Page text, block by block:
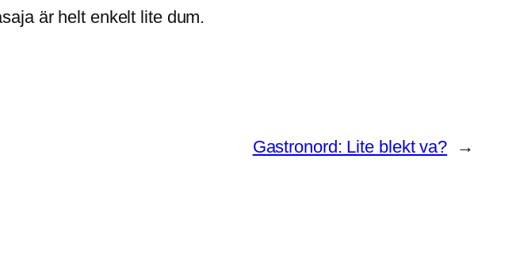
är helt enkelt lite dum.
Gastronord: Lite blekt va? →